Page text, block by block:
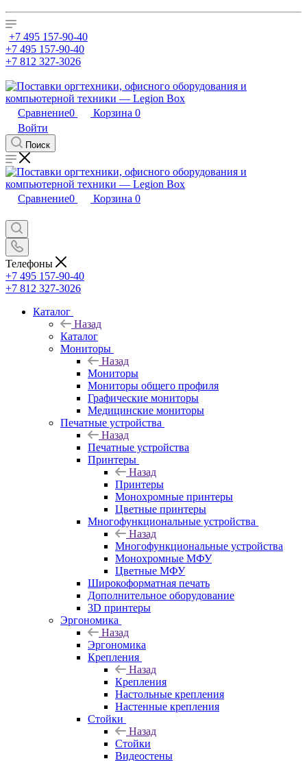
+7 495 157-90-40
+7 495 157-90-40
+7 812 327-3026
Сравнение0 Корзина 0
Войти
Поиск
Сравнение0 Корзина 0
Телефоны
+7 495 157-90-40
+7 812 327-3026
Каталог
Назад
Каталог
Мониторы
Назад
Мониторы
Мониторы общего профиля
Графические мониторы
Медицинские мониторы
Печатные устройства
Назад
Печатные устройства
Принтеры
Назад
Принтеры
Моноxромныe принтеры
Цвeтныe принтеры
Многофункциональные устройства
Назад
Многофункциональные устройства
Монохромные МФУ
Цветные МФУ
Широкоформатная печать
Дополнительное оборудование
3D принтеры
Эргономика
Назад
Эргономика
Крепления
Назад
Крепления
Настольные крепления
Настенные крепления
Стойки
Назад
Стойки
Видеостены